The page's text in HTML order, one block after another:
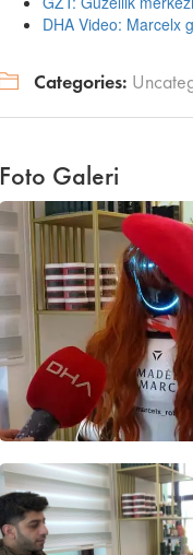
DHA Video: Marcelx
Categories:
Foto Galeri